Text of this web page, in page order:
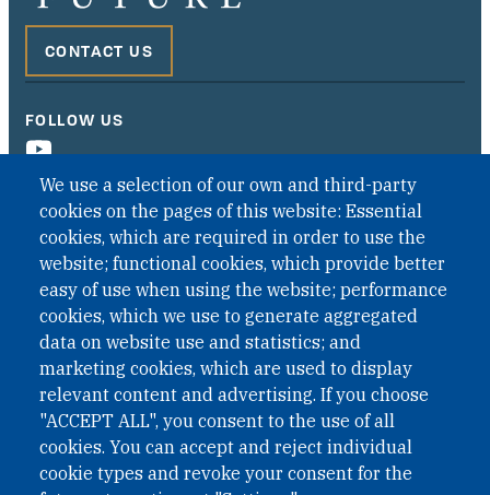
We use a selection of our own and third-party
cookies on the pages of this website: Essential
cookies, which are required in order to use the
website; functional cookies, which provide better
easy of use when using the website; performance
cookies, which we use to generate aggregated
data on website use and statistics; and
marketing cookies, which are used to display
relevant content and advertising. If you choose
"ACCEPT ALL", you consent to the use of all
cookies. You can accept and reject individual
cookie types and revoke your consent for the
CONTACT US
FOLLOW US
QUICK LINKS
QUICK LINKS
PRIVACY
ACCESSIBILITY